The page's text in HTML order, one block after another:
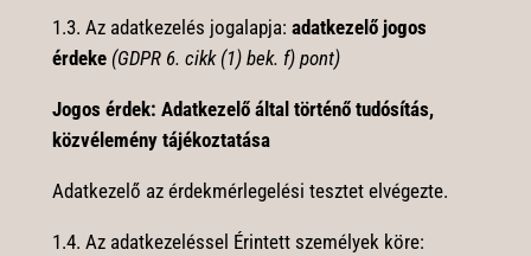
1.3. Az adatkezelés jogalapja: adatkezelő jogos
érdeke (GDPR 6. cikk (1) bek. f) pont)
Jogos érdek: Adatkezelő által történő tudósítás,
közvélemény tájékoztatása
Adatkezelő az érdekmérlegelési tesztet elvégezte.
1.4. Az adatkezeléssel Érintett személyek köre: